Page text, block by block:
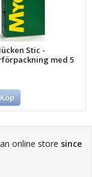
Stic -
med 5
Köp
online store since